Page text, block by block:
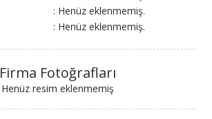
: Henüz eklenmemiş.
: Henüz eklenmemiş.
Firma Fotoğrafları
Henüz resim eklenmemiş